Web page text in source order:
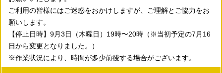
ご利用の皆様にはご迷惑をおかけしますが、ご理解とご協力をお
願いします。
【停止日時】9月3日（木曜日）19時〜20時（※当初予定の7月16
日から変更となりました。）
※作業状況により、時間が多少前後する場合がございます。